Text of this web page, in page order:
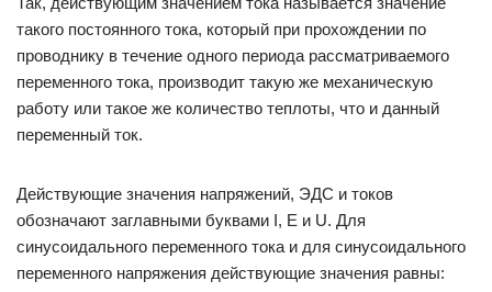
такого постоянного тока, который при прохождении по
проводнику в течение одного периода рассматриваемого
переменного тока, производит такую же механическую
работу или такое же количество теплоты, что и данный
переменный ток.
Действующие значения напряжений, ЭДС и токов
обозначают заглавными буквами I, E и U. Для
синусоидального переменного тока и для синусоидального
переменного напряжения действующие значения равны: